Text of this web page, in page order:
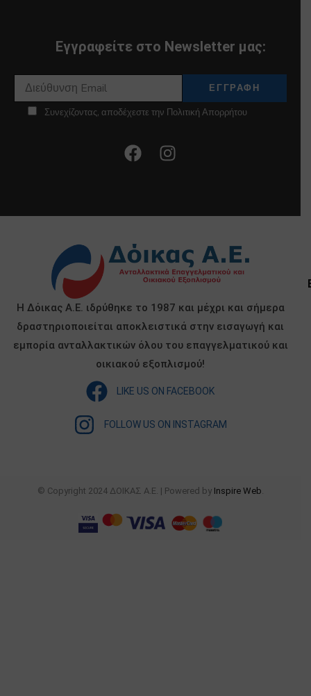
Εγγραφείτε στο Newsletter μας:
Συνεχίζοντας, αποδέχεστε την Πολιτική Απορρήτου
Η Δόικας Α.Ε. ιδρύθηκε το 1987 και μέχρι και σήμερα
δραστηριοποιείται αποκλειστικά στην εισαγωγή και
εμπορία ανταλλακτικών όλου του επαγγελματικού και
οικιακού εξοπλισμού!
LIKE US ON FACEBOOK
FOLLOW US ON INSTAGRAM
© Copyright 2024 ΔΟΙΚΑΣ Α.Ε. | Powered by Inspire Web.